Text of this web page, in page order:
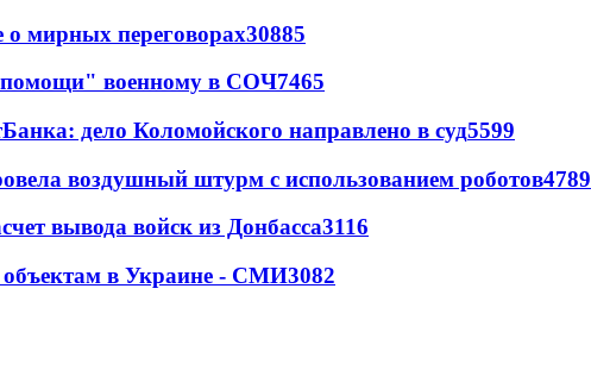
о мирных переговорах30885
военному в СОЧ7465
дело Коломойского направлено в суд5599
воздушный штурм с использованием роботов4789
вывода войск из Донбасса3116
объектам в Украине - СМИ3082